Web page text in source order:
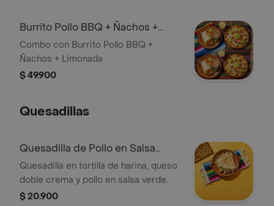
Burrito Pollo BBQ + Ñachos +
Limonada
Combo con Burrito Pollo BBQ +
Ñachos + Limonada
$ 49.900
Quesadillas
Quesadilla de Pollo en Salsa
Verde
Quesadilla en tortilla de harina, queso
doble crema y pollo en salsa verde.
$ 20.900